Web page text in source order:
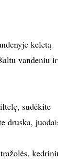
keletą
vandeniu ir
sudėkite
druska,